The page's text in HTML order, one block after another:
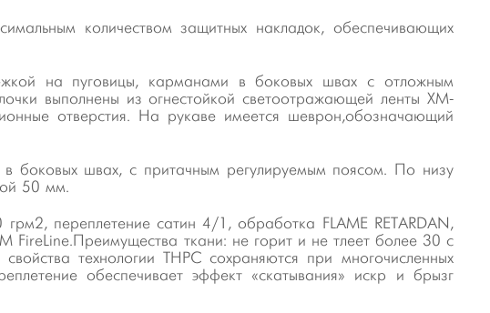
количеством защитных накладок, обеспечивающих
на пуговицы, карманами в боковых швах с отложным
выполнены из огнестойкой светоотражающей ленты XM-
отверстия. На рукаве имеется шеврон,обозначающий
в боковых швах, с притачным регулируемым поясом. По низу
50 мм.
переплетение сатин 4/1, обработка FLAME RETARDAN,
FireLine.Преимущества ткани: не горит и не тлеет более 30 с
технологии ТНРС сохраняются при многочисленных
обеспечивает эффект «скатывания» искр и брызг